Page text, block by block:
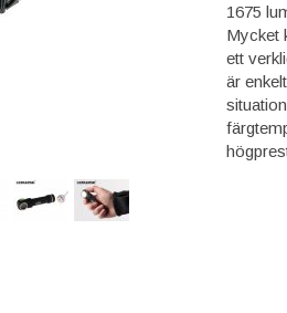
1675
Mycket
ett
är